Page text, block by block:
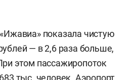
показала чистую
— в 2,6 раза больше,
этом пассажиропоток
тыс. человек. Аэропорт